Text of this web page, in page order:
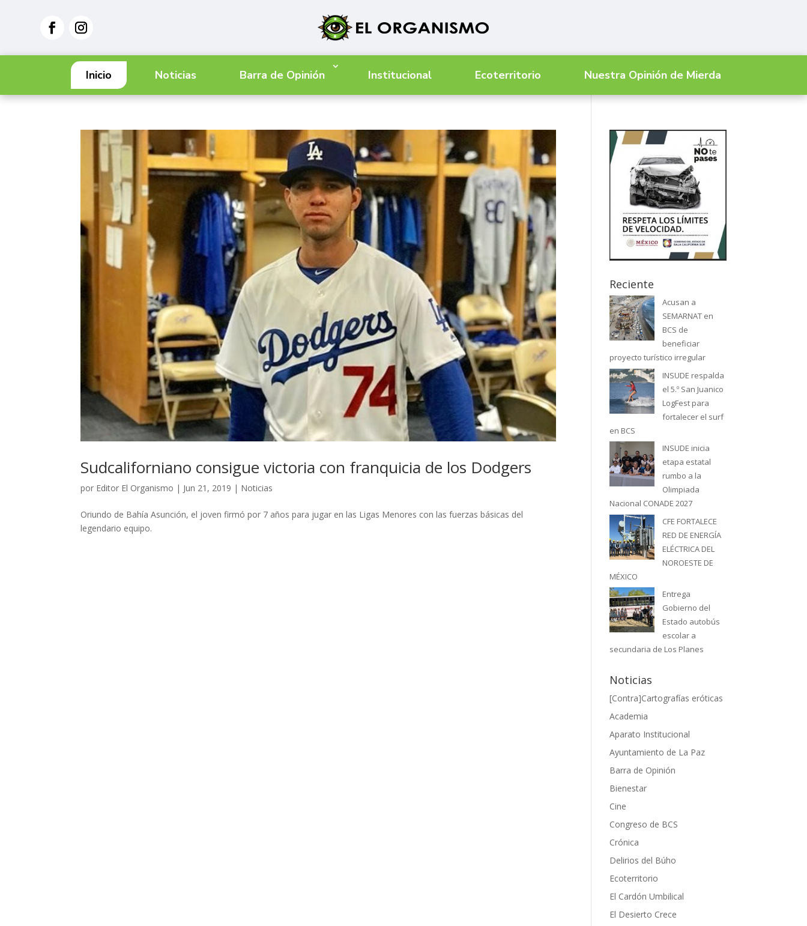
Inicio Noticias Barra de Opinión Institucional Ecoterritorio Nuestra Opinión de Mierda
Sudcaliforniano consigue victoria con franquicia de los Dodgers
por Editor El Organismo | Jun 21, 2019 | Noticias
Oriundo de Bahía Asunción, el joven firmó por 7 años para jugar en las Ligas Menores con las fuerzas básicas del
legendario equipo.
Reciente
Acusan a
SEMARNAT en
BCS de
beneficiar
proyecto turístico irregular
INSUDE respalda
el 5.º San Juanico
LogFest para
fortalecer el surf
en BCS
INSUDE inicia
etapa estatal
rumbo a la
Olimpiada
Nacional CONADE 2027
CFE FORTALECE
RED DE ENERGÍA
ELÉCTRICA DEL
NOROESTE DE
MÉXICO
Entrega
Gobierno del
Estado autobús
escolar a
secundaria de Los Planes
Noticias
[Contra]Cartografías eróticas
Academia
Aparato Institucional
Ayuntamiento de La Paz
Barra de Opinión
Bienestar
Cine
Congreso de BCS
Crónica
Delirios del Búho
Ecoterritorio
El Cardón Umbilical
El Desierto Crece